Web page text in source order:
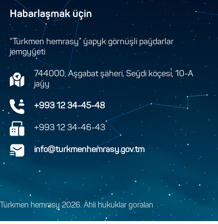
Habarlaşmak üçin
“Türkmen hemrasy” ýapyk görnüşli paýdarlar
jemgyýeti
744000, Aşgabat şäheri, Seýdi köçesi, 10-A
jaýy
+993 12 34-45-48
+993 12 34-46-43
info@turkmenhemrasy.gov.tm
Türkmen hemrasy 2026. Ähli hukuklar goralan